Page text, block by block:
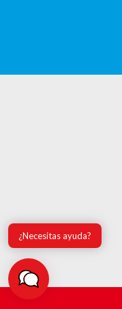
¿Necesitas ayuda?